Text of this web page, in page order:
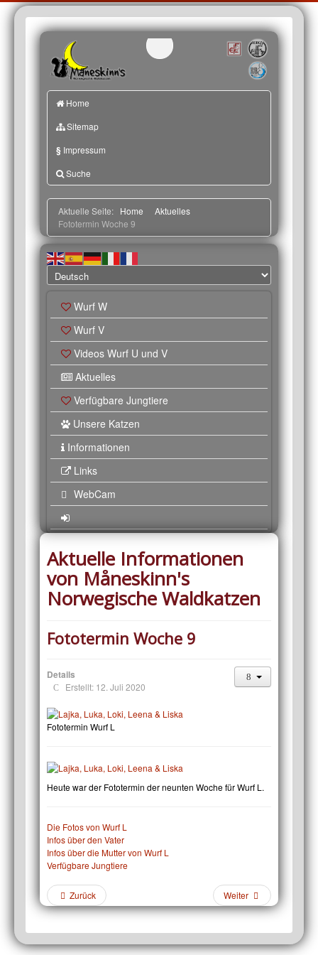
Home
Sitemap
§ Impressum
Suche
Aktuelle Seite: Home
Aktuelles
Fototermin Woche 9
Wurf W
Wurf V
Videos Wurf U und V
Aktuelles
Verfügbare Jungtiere
Unsere Katzen
Informationen
Links
WebCam
Aktuelle Informationen
von Måneskinn's
Norwegische Waldkatzen
Fototermin Woche 9
Details
Erstellt: 12. Juli 2020
Fototermin Wurf L
Heute war der Fototermin der neunten Woche für Wurf L.
Die Fotos von Wurf L
Infos über den Vater
Infos über die Mutter von Wurf L
Verfügbare Jungtiere
Zurück Weiter